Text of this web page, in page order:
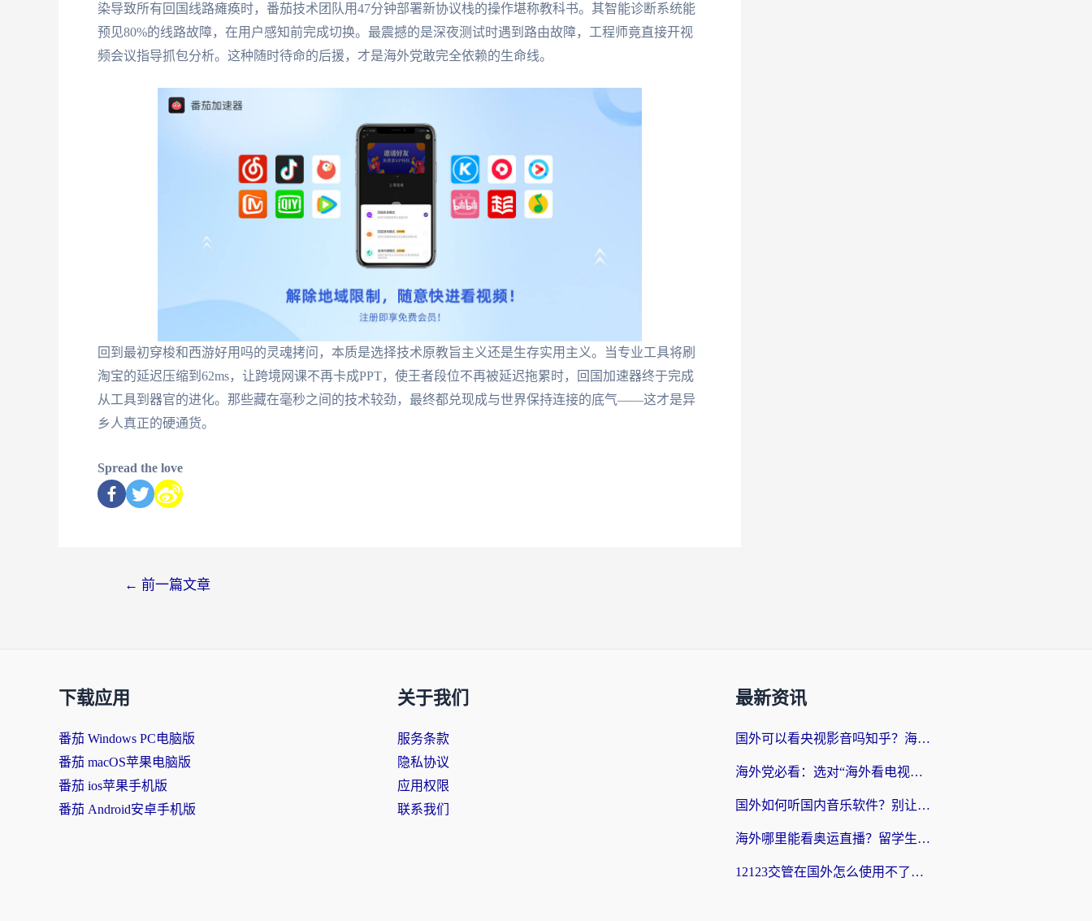
染导致所有回国线路瘫痪时，番茄技术团队用47分钟部署新协议栈的操作堪称教科书。其智能诊断系统能
预见80%的线路故障，在用户感知前完成切换。最震撼的是深夜测试时遇到路由故障，工程师竟直接开视
频会议指导抓包分析。这种随时待命的后援，才是海外党敢完全依赖的生命线。
回到最初穿梭和西游好用吗的灵魂拷问，本质是选择技术原教旨主义还是生存实用主义。当专业工具将刷
淘宝的延迟压缩到62ms，让跨境网课不再卡成PPT，使王者段位不再被延迟拖累时，回国加速器终于完成
从工具到器官的进化。那些藏在毫秒之间的技术较劲，最终都兑现成与世界保持连接的底气——这才是异
乡人真正的硬通货。
Spread the love
← 前一篇文章
下载应用
番茄 Windows PC电脑版
番茄 macOS苹果电脑版
番茄 ios苹果手机版
番茄 Android安卓手机版
关于我们
服务条款
隐私协议
应用权限
联系我们
最新资讯
国外可以看央视影音吗知乎？海外党亲测有效的回国加速方案
海外党必看：选对“海外看电视剧软件”，再也不用愁国内剧刷不了
国外如何听国内音乐软件？别让地域限制，断了你的中文歌单
海外哪里能看奥运直播？留学生&海外华人必看的体育赛事观赛终极指南
12123交管在国外怎么使用不了？海外华人必看的无缝访问国内资源指南